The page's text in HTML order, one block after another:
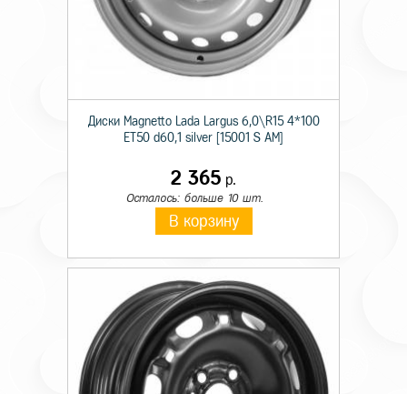
Диски Magnetto Lada Largus 6,0\R15 4*100
ET50 d60,1 silver [15001 S AM]
2 365 р.
Осталось: больше 10 шт.
В корзину